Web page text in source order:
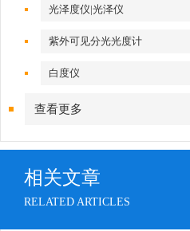
光泽度仪|光泽仪
紫外可见分光光度计
白度仪
查看更多
相关文章
RELATED ARTICLES